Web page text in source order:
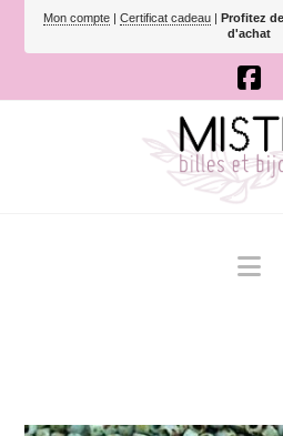
Mon compte | Certificat cadeau | Profitez
d'achat